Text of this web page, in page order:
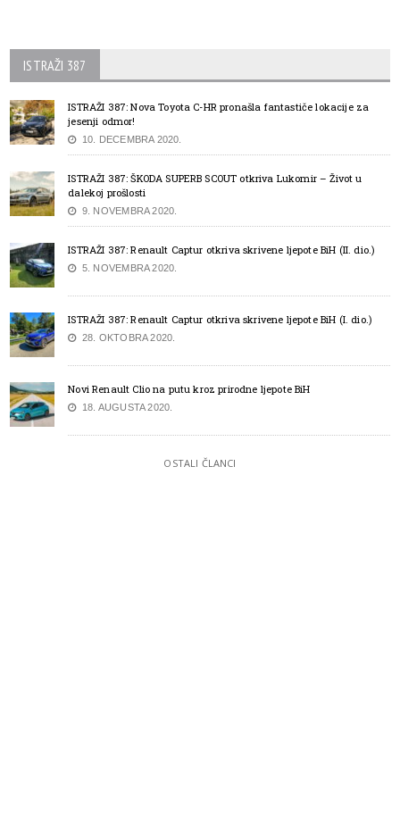
ISTRAŽI 387
ISTRAŽI 387: Nova Toyota C-HR pronašla fantastiče lokacije za
jesenji odmor!
10. DECEMBRA 2020.
ISTRAŽI 387: ŠKODA SUPERB SCOUT otkriva Lukomir – Život u
dalekoj prošlosti
9. NOVEMBRA 2020.
ISTRAŽI 387: Renault Captur otkriva skrivene ljepote BiH (II. dio.)
5. NOVEMBRA 2020.
ISTRAŽI 387: Renault Captur otkriva skrivene ljepote BiH (I. dio.)
28. OKTOBRA 2020.
Novi Renault Clio na putu kroz prirodne ljepote BiH
18. AUGUSTA 2020.
OSTALI ČLANCI